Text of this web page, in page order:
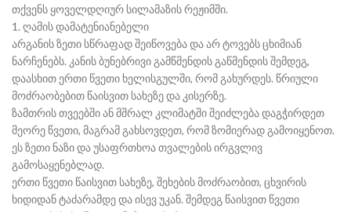
თქვენს ყოველდღიურ სილამაზის რეჟიმში.
1. ღამის დამატენიანებელი
არგანის ზეთი სწრაფად შეიწოვება და არ ტოვებს ცხიმიან
ნარჩენებს. კანის ბუნებრივი გამწმენდის გაწმენდის შემდეგ,
დაასხით ერთი წვეთი ხელისგულში, რომ გახურდეს. წრიული
მოძრაობებით წაისვით სახეზე და კისერზე.
ზამთრის თვეებში ან მშრალ კლიმატში შეიძლება დაგჭირდეთ
მეორე წვეთი, მაგრამ გახსოვდეთ, რომ ზომიერად გამოიყენოთ.
ეს ზეთი ნაზი და უსაფრთხოა თვალების ირგვლივ
გამოსაყენებლად.
ერთი წვეთი წაისვით სახეზე, შეხების მოძრაობით, ცხვირის
ხიდიდან ტაძარამდე და ისევ უკან. შემდეგ წაისვით წვეთი